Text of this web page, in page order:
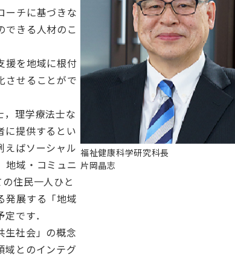
ーチに基づきな
できる人材のこ
援を地域に根付
させることがで
，理学療法士な
に提供するとい
えばソーシャル
地域・コミュニ
住民一人ひと
発展する「地域
です．
生社会」の概念
域とのインテグ
福祉健康科学研究科長
片岡晶志